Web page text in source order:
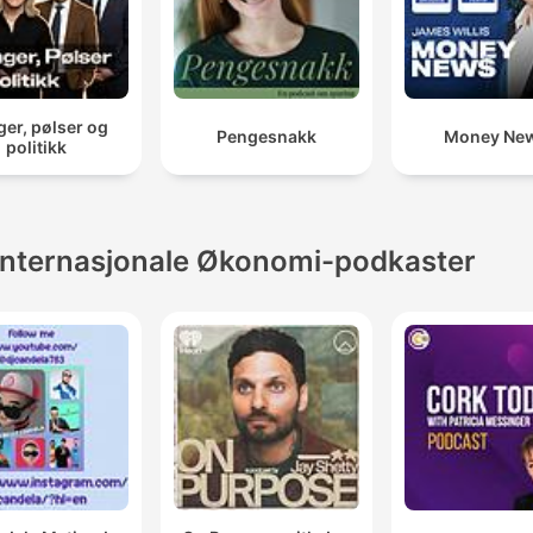
pølser og
politikk
Pengesnakk Money
Økonomi-podkaster